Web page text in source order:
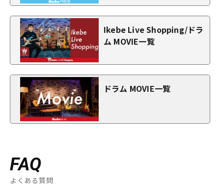
Ikebe Live Shopping/ドラ
ム MOVIE一覧
ドラム MOVIE一覧
FAQ
よくある質問